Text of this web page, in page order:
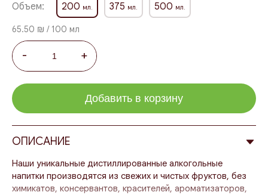
Объем: 200 мл. 375 мл. 500 мл.
65.50 ₪ / 100 мл
- +
Добавить в корзину
ОПИСАНИЕ
Наши уникальные дистиллированные алкогольные
напитки производятся из свежих и чистых фруктов, без
химикатов, консервантов, красителей, ароматизаторов,